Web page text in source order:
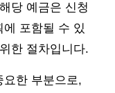
당 예금은 신청
포함될 수 있
한 절차입니다.
요한 부분으로,